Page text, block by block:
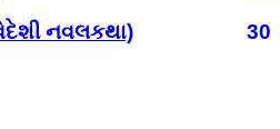
નવલકથા)
30